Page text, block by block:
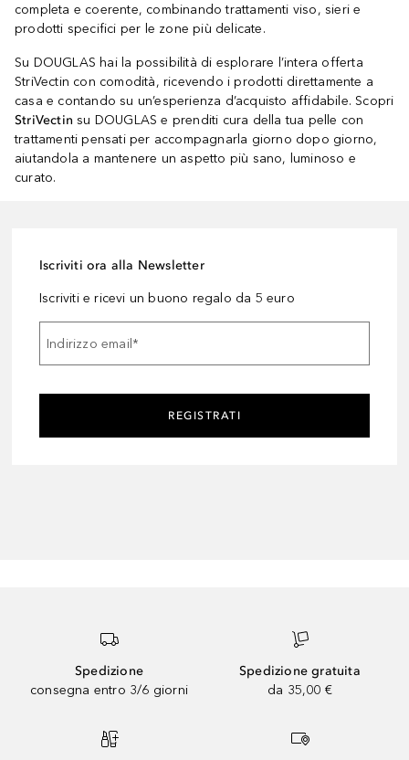
completa e coerente, combinando trattamenti viso, sieri e
prodotti specifici per le zone più delicate.
Su DOUGLAS hai la possibilità di esplorare l’intera offerta
StriVectin con comodità, ricevendo i prodotti direttamente a
casa e contando su un’esperienza d’acquisto affidabile. Scopri
StriVectin su DOUGLAS e prenditi cura della tua pelle con
trattamenti pensati per accompagnarla giorno dopo giorno,
aiutandola a mantenere un aspetto più sano, luminoso e
curato.
Iscriviti ora alla Newsletter
Iscriviti e ricevi un buono regalo da 5 euro
Indirizzo email *
REGISTRATI
Spedizione
consegna entro 3/6 giorni
Spedizione gratuita
da 35,00 €